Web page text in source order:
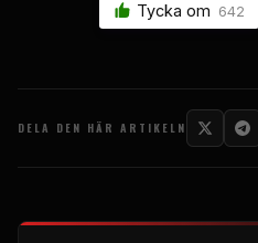
Tycka om 642
DELA DEN HÄR ARTIKELN